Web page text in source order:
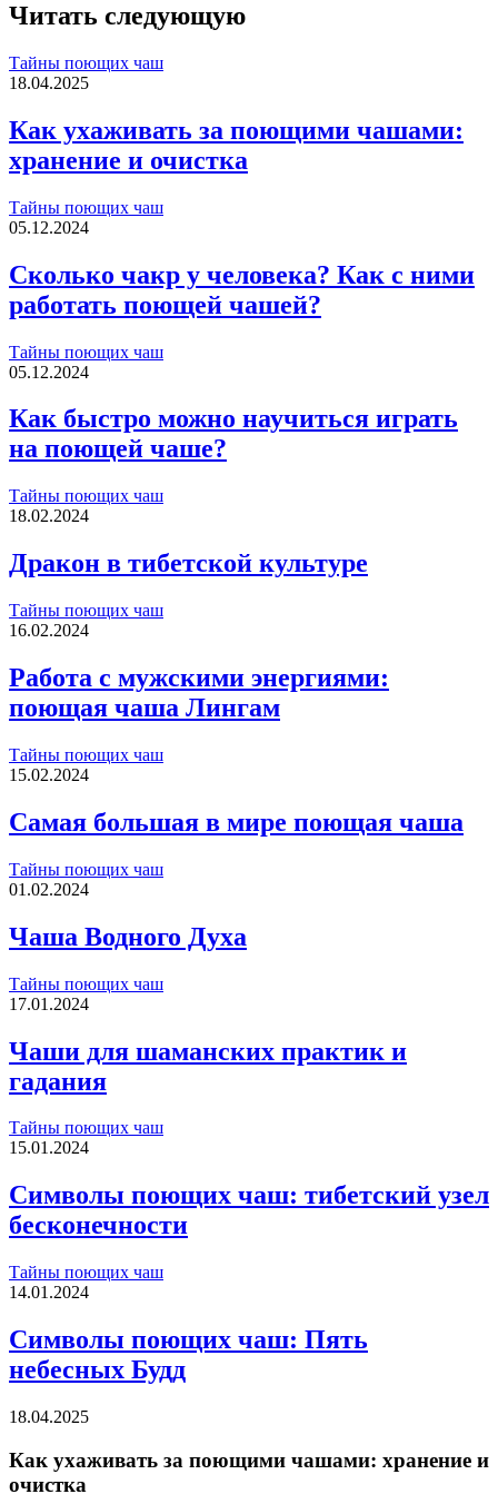
Читать следующую
Тайны поющих чаш
18.04.2025
Как ухаживать за поющими чашами:
хранение и очистка
Тайны поющих чаш
05.12.2024
Сколько чакр у человека? Как с ними
работать поющей чашей?
Тайны поющих чаш
05.12.2024
Как быстро можно научиться играть
на поющей чаше?
Тайны поющих чаш
18.02.2024
Дракон в тибетской культуре
Тайны поющих чаш
16.02.2024
Работа с мужскими энергиями:
поющая чаша Лингам
Тайны поющих чаш
15.02.2024
Самая большая в мире поющая чаша
Тайны поющих чаш
01.02.2024
Чаша Водного Духа
Тайны поющих чаш
17.01.2024
Чаши для шаманских практик и
гадания
Тайны поющих чаш
15.01.2024
Символы поющих чаш: тибетский узел
бесконечности
Тайны поющих чаш
14.01.2024
Символы поющих чаш: Пять
небесных Будд
18.04.2025
Как ухаживать за поющими чашами: хранение и
очистка